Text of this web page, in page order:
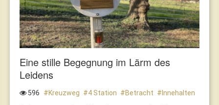
Eine stille Begegnung im Lärm des
Leidens
596 Kreuzweg 4 Station Betracht Innehalten